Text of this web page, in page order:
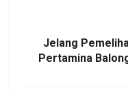
Jelang
Pertamina